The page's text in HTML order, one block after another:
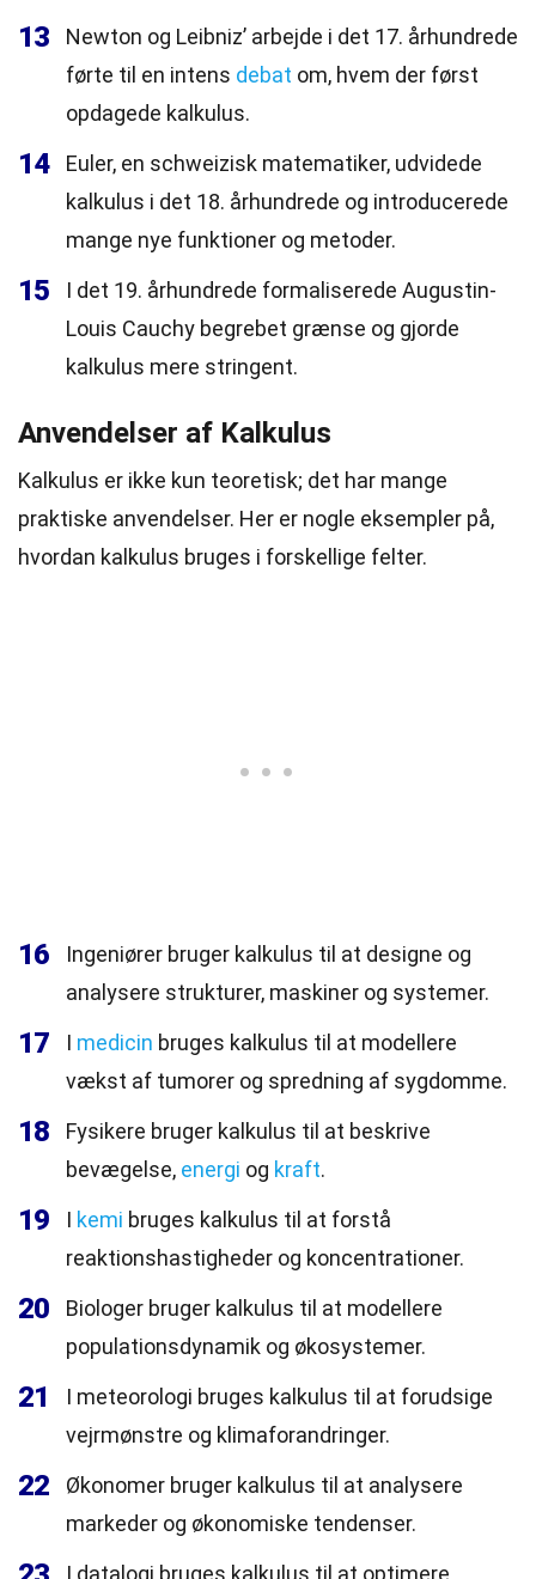
13
Newton og Leibniz’ arbejde i det 17. århundrede
førte til en intens debat om, hvem der først
opdagede kalkulus.
14
Euler, en schweizisk matematiker, udvidede
kalkulus i det 18. århundrede og introducerede
mange nye funktioner og metoder.
15
I det 19. århundrede formaliserede Augustin-
Louis Cauchy begrebet grænse og gjorde
kalkulus mere stringent.
Anvendelser af Kalkulus
Kalkulus er ikke kun teoretisk; det har mange
praktiske anvendelser. Her er nogle eksempler på,
hvordan kalkulus bruges i forskellige felter.
16
Ingeniører bruger kalkulus til at designe og
analysere strukturer, maskiner og systemer.
17 I medicin bruges kalkulus til at modellere
vækst af tumorer og spredning af sygdomme.
18
Fysikere bruger kalkulus til at beskrive
bevægelse, energi og kraft.
19 I kemi bruges kalkulus til at forstå
reaktionshastigheder og koncentrationer.
20
Biologer bruger kalkulus til at modellere
populationsdynamik og økosystemer.
21
I meteorologi bruges kalkulus til at forudsige
vejrmønstre og klimaforandringer.
22
Økonomer bruger kalkulus til at analysere
markeder og økonomiske tendenser.
I datalogi bruges kalkulus til at optimere